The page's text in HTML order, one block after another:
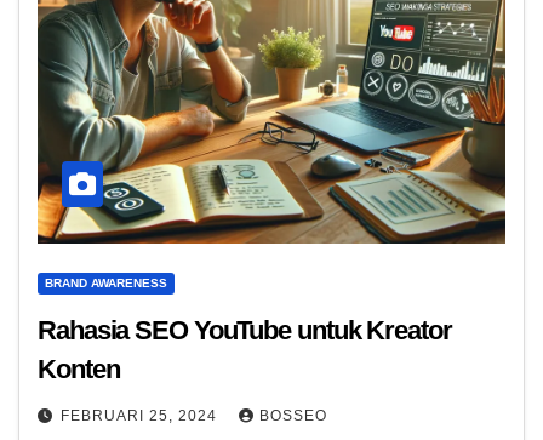
BRAND AWARENESS
Rahasia SEO YouTube untuk Kreator
Konten
FEBRUARI 25, 2024 BOSSEO